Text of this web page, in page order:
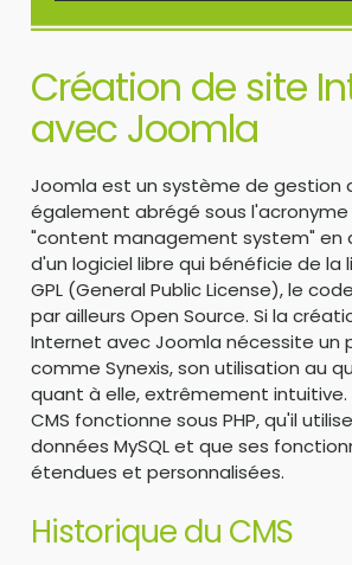
Création de site
avec Joomla
Joomla est un système de gestion
également abrégé sous l'acronyme
"content management system" en
d'un logiciel libre qui bénéficie de la
GPL (General Public License), le
par ailleurs Open Source. Si la
Internet avec Joomla nécessite un
comme Synexis, son utilisation au
quant à elle, extrêmement
CMS fonctionne sous PHP, qu'il
données MySQL et que ses
étendues et personnalisées.
Historique du CMS